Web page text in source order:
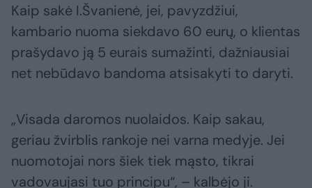
Kaip sakė I.Švanienė, jei, pavyzdžiui,
kambario nuoma siekdavo 60 eurų, o klientas
prašydavo ją 5 eurais sumažinti, dažniausiai
net nebūdavo bandoma atsisakyti to daryti.
„Visada daromos nuolaidos. Kaip sakau,
geriau žvirblis rankoje nei varna medyje. Jei
nuomotojai nors šiek tiek mąsto, tikrai
vadovaujasi tuo principu“, – kalbėjo ji.